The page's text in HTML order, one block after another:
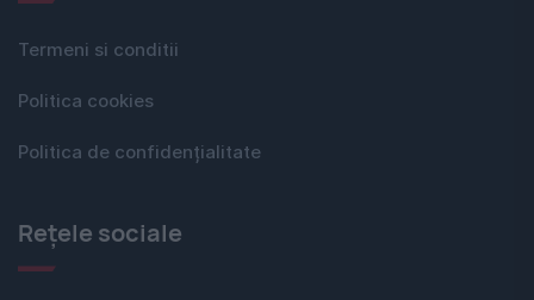
Termeni si conditii
Politica cookies
Politica de confidențialitate
Rețele sociale